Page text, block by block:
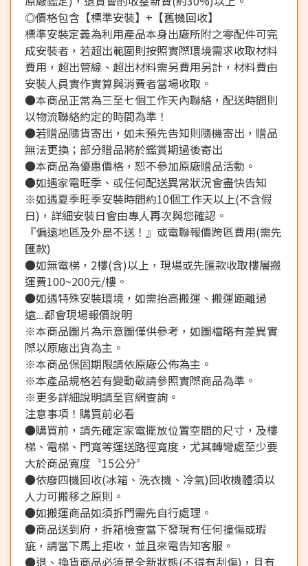
◎價格包含【標準安裝】+【舊機回收】
標準安裝定義為利用產品本身出廠所附之零配件可完
成安裝者，若超出範圍則按照實際環境需求收取材料
費用，超出管線、超出材料需另費用另計，材料費由
安裝人員實作實算與消費者當場收取。
●本商品正常為三至七個工作天內聯絡，配送時間則
以物流聯絡約定的時間為準！
●若贈品隨貨寄出，如未預先告知則隨機寄出，贈品
無法更換；部分贈品將於鑑賞期過後寄出
●本商品為優惠價格，恕不參加原廠贈品活動。
●如遇家電旺季、或任何配送異常狀況會盡快告知
※如遇夏季旺季安裝時間約10個工作天以上(不含假
日)，詳細安裝日會由專人再次與您確認。
『偏遠地區及外島不送！』或電聯報價跨區費用(需先
匯款)
●如無電梯，2樓(含)以上，現場或先匯款收取樓層搬
運費100~200元/樓。
●如遇特殊安裝環境，如需抬高搬運、搬運距離過
遠...都會現場報價說明
※本商品圖片為示意圖僅供參考，如圖檔略有差異實
際以原廠出貨為主。
※本商品保固期限請依原廠公佈為主。
※本產品規格若有變動敬請參照實際商品為準。
※更多詳細說明請至官網查詢。
注意事項！購買前必看
●購買前，請先確定家電擺放位置空間的尺寸，及樓
梯、電梯、門寬等運送路徑寬度，尤其轉彎處至少要
大於商品寬度〝15公分〞
●依廢四機回收(冰箱、洗衣機、冷氣)回收機體須以
人力可搬移之原則。
●如搬運商品如須拆門需先自行處理。
●商品送到府，拆箱檢查當下發現有任何撞傷或瑕
疵，請當下馬上拒收，並且來電告知客服。
●退、換貨商品必須是全新狀態(不得有刮傷)，且有